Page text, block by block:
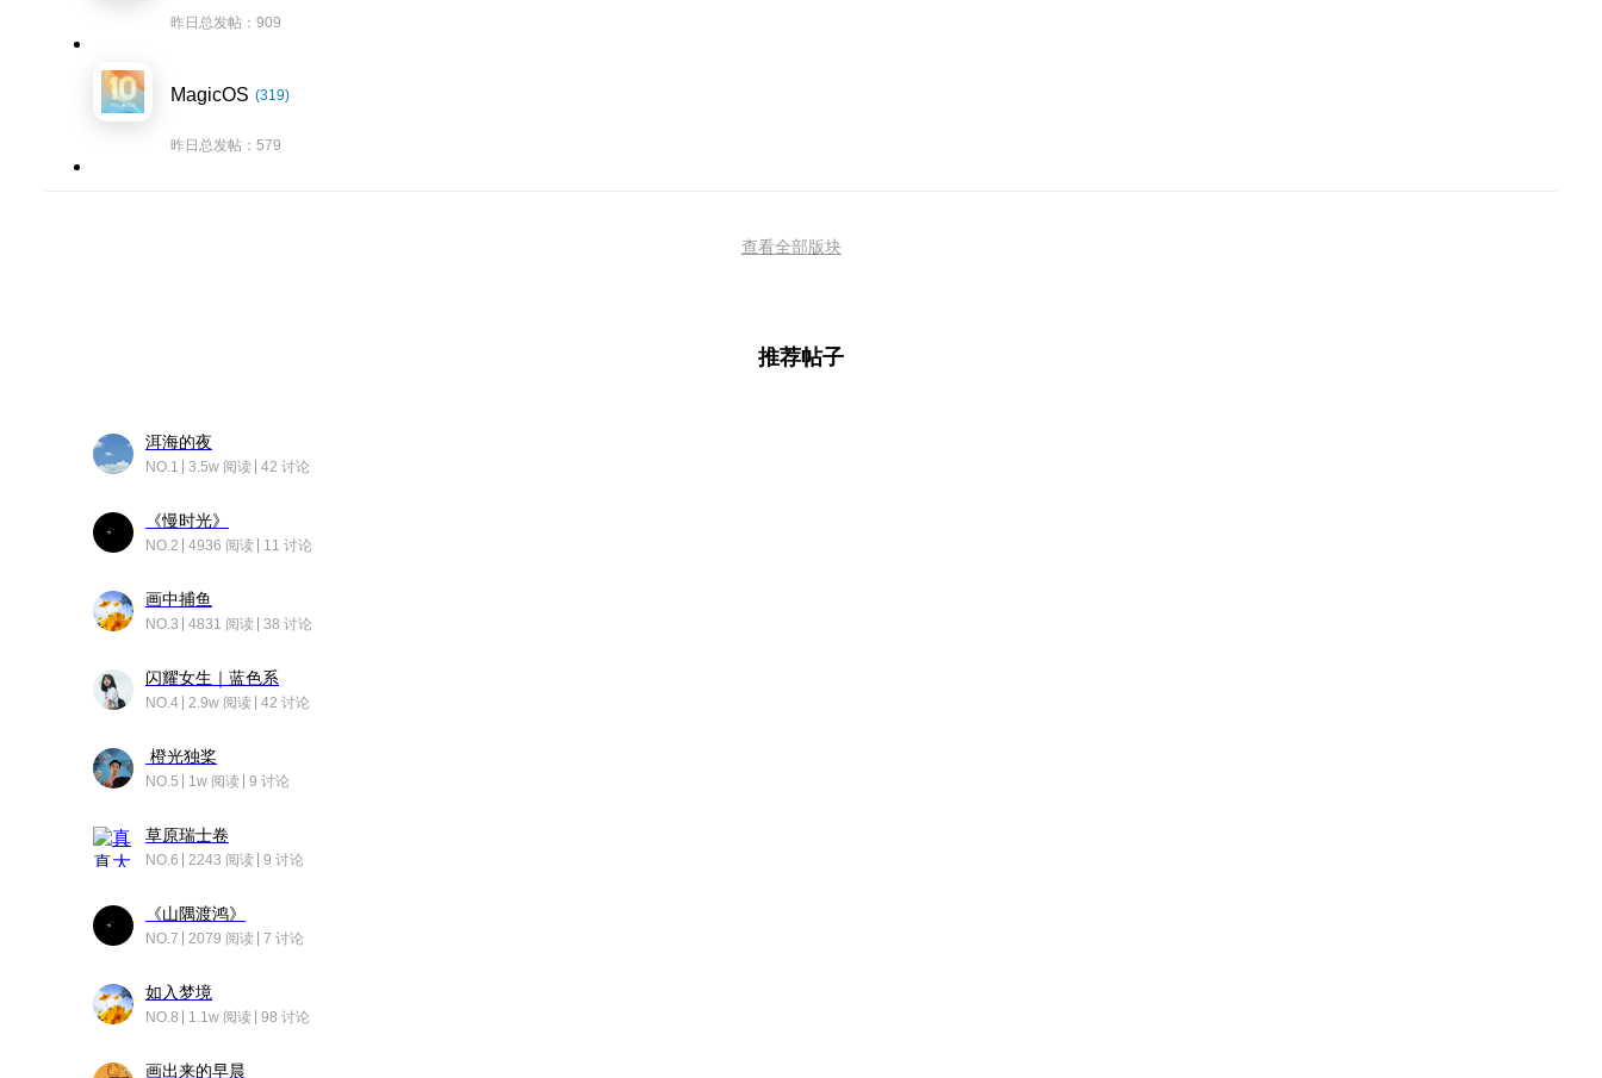
昨日总发帖：909
MagicOS (319)
昨日总发帖：579
查看全部版块
推荐帖子
洱海的夜
NO.1 3.5w 阅读 42 讨论
《慢时光》
NO.2 4936 阅读 11 讨论
画中捕鱼
NO.3 4831 阅读 38 讨论
闪耀女生｜蓝色系
NO.4 2.9w 阅读 42 讨论
橙光独桨
NO.5 1w 阅读 9 讨论
草原瑞士卷
NO.6 2243 阅读 9 讨论
《山隅渡鸿》
NO.7 2079 阅读 7 讨论
如入梦境
NO.8 1.1w 阅读 98 讨论
画出来的早晨